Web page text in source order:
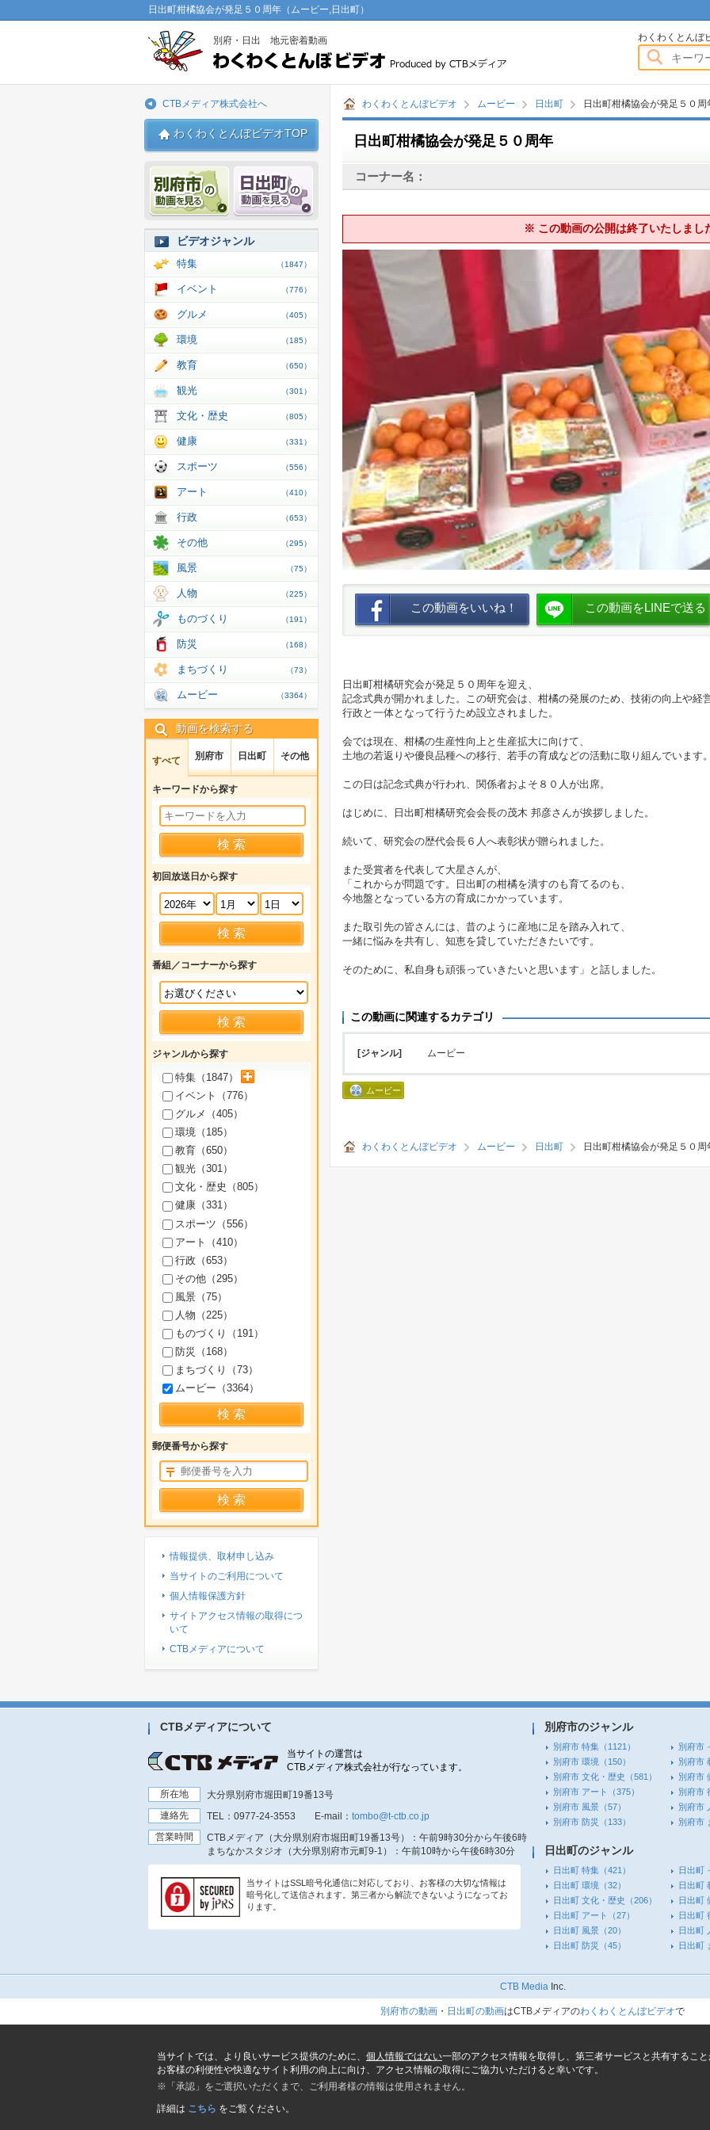
日出町柑橘協会が発足５０周年（ムービー,日出町）
別府・日出 地元密着動画 わくわくとんぼビデオわくわくとんぼ
わくわくとんぼビデオ ムービー 日出町 日出町柑橘協会が発足５０周
日出町柑橘協会が発足５０周年
コーナー名：
※ この動画の公開は終了いたしまし
この動画をいいね！ この動画をLINEで送る
日出町柑橘研究会が発足５０周年を迎え、
記念式典が開かれました。この研究会は、柑橘の発展のため、技術の向上や経
行政と一体となって行うため設立されました。
会では現在、柑橘の生産性向上と生産拡大に向けて、
土地の若返りや優良品種への移行、若手の育成などの活動に取り組んでいます
この日は記念式典が行われ、関係者およそ８０人が出席。
はじめに、日出町柑橘研究会会長の茂木 邦彦さんが挨拶しました。
続いて、研究会の歴代会長６人へ表彰状が贈られました。
また受賞者を代表して大星さんが、
「これからが問題です。日出町の柑橘を潰すのも育てるのも、
今地盤となっている方の育成にかかっています。
また取引先の皆さんには、昔のように産地に足を踏み入れて、
一緒に悩みを共有し、知恵を貸していただきたいです。
そのために、私自身も頑張っていきたいと思います」と話しました。
この動画に関連するカテゴリ
[ジャンル] ムービー
ムービー
わくわくとんぼビデオ ムービー 日出町 日出町柑橘協会が発足５０周
CTBメディア株式会社へ
わくわくとんぼビデオTOP
別府市 動画 日出 動画
ビデオジャンル
特集 （1847）
イベント （776）
グルメ （405）
環境 （185）
教育 （650）
観光 （301）
文化・歴史 （805）
健康 （331）
スポーツ （556）
アート （410）
行政 （653）
その他 （295）
風景 （75）
人物 （225）
ものづくり （191）
防災 （168）
まちづくり （73）
ムービー （3364）
動画を検索する
すべて 別府市 日出町 その他
キーワードから探す
初回放送日から探す
番組／コーナーから探す
ジャンルから探す
特集（ 1847）
イベント（776）
グルメ（405）
環境（ 185）
教育（650）
観光（301）
文化・歴史（805）
健康（331）
スポーツ（556）
アート（410）
行政（653）
その他（ 295）
風景（75）
人物（ 225）
ものづくり（ 191 ）
防災（ 168）
まちづくり（73）
ムービー（3364）
郵便番号から探す
情報提供、取材申し込み
当サイトのご利用について
個人情報保護方針
サイトアクセス情報の取得につ
いて
CTBメディアについて
CTBメディアについて
当サイトの運営は
CTBメディア株式会社が行なっています。
所在地
大分県別府市堀田町19番13号
連絡先
TEL： 0977-24-3553 E-mail： tombo@t-ctb.co.jp
営業時間
CTBメディア（大分県別府市堀田町19番13号）
：午前9時30分から午後6時
まちなかスタジオ（大分県別府市元町9-1）
：午前10時から午後6時30分
当サイトはSSL暗号化通信に対応しており、お客様の大切な情報は
暗号化して送信されます。第三者から解読できないようになってお
ります。
別府市のジャンル
別府市 特集 （1121）
別府市
別府市 環境 （150）
別府市
別府市 文化・歴史 （581）
別府市
別府市 アート
（375）
別府市
別府市 風景 （57）
別府市
別府市 防災
（133） 別府市
日出町のジャンル
日出町 特集 （421）
日出町
日出町 環境 （32）
日出町
日出町 文化・歴史 （206）
日出町
日出町 アート
（27）
日出町
日出町 風景 （20）
日出町
日出町 防災
（45） 日出町
CTB MediaInc.
別府市の動画 ・ 日出町の動画はCTBメディアのわくわくとんぼビデオで
当サイトでは、より良いサービス提供のために、 個人情報ではない一部のアクセス情報を取得し、第三者サービスと共有するこ
お客様の利便性や快適なサイト利用の向上に向け、アクセス情報の取得にご協力いただけると幸いです。
※「承認」をご選択いただくまで、ご利用者様の情報は使用されません。
詳細は こちら をご覧ください。